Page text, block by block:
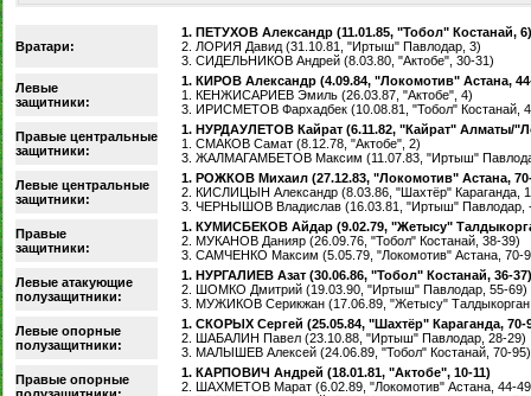
Вратари:
1. ПЕТУХОВ Александр (11.01.85, "Тобол" Костанай, 6)
2. ЛОРИЯ Давид (31.10.81, "Иртыш" Павлодар, 3)
3. СИДЕЛЬНИКОВ Андрей (8.03.80, "Актобе", 30-31)
Левые
защитники:
1. КИРОВ Александр (4.09.84, "Локомотив" Астана,
1. КЕНЖИСАРИЕВ Эмиль (26.03.87, "Актобе", 4)
3. ИРИСМЕТОВ Фархадбек (10.08.81, "Тобол" Костанай,
Правые центральные
защитники:
1. НУРДАУЛЕТОВ Кайрат (6.11.82, "Кайрат" Алматы/
1. СМАКОВ Самат (8.12.78, "Актобе", 2)
3. ЖАЛМАГАМБЕТОВ Максим (11.07.83, "Иртыш"
Левые центральные
защитники:
1. РОЖКОВ Михаил (27.12.83, "Локомотив" Астана,
2. КИСЛИЦЫН Александр (8.03.86, "Шахтёр" Караганда,
3. ЧЕРНЫШОВ Владислав (16.03.81, "Иртыш" Павлодар,
Правые
защитники:
1. КУМИСБЕКОВ Айдар (9.02.79, "Жетысу"
2. МУКАНОВ Данияр (26.09.76, "Тобол" Костанай, 38-39)
3. САМЧЕНКО Максим (5.05.79, "Локомотив" Астана, 70-
Левые атакующие
полузащитники:
1. НУРГАЛИЕВ Азат (30.06.86, "Тобол" Костанай, 36-37)
2. ШОМКО Дмитрий (19.03.90, "Иртыш" Павлодар, 55-69)
3. МУЖИКОВ Серикжан (17.06.89, "Жетысу"
Левые опорные
полузащитники:
1. СКОРЫХ Сергей (25.05.84, "Шахтёр" Караганда, 70-
2. ШАБАЛИН Павел (23.10.88, "Иртыш" Павлодар, 28-29)
3. МАЛЫШЕВ Алексей (24.06.89, "Тобол" Костанай, 70-95)
Правые опорные
1. КАРПОВИЧ Андрей (18.01.81, "Актобе", 10-11)
2. ШАХМЕТОВ Марат (6.02.89, "Локомотив" Астана, 44-